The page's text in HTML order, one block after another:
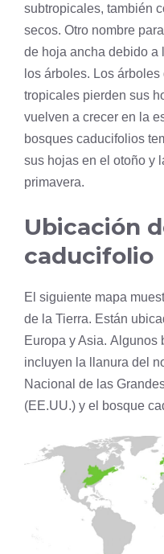
subtropicales, también
secos. Otro nombre
de hoja ancha debido a
los árboles. Los
tropicales pierden sus
vuelven a crecer en la
bosques caducifolios
sus hojas en el otoño y
primavera.
Ubicación
caducifolio
El siguiente mapa
de la Tierra. Están
Europa y Asia. Algunos
incluyen la llanura del
Nacional de las
(EE.UU.) y el bosque